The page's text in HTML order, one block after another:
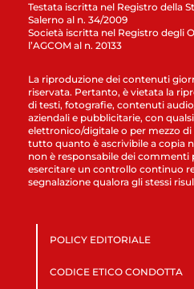
Testata iscritta nel Registro della
Salerno al n. 34/2009
Società iscritta nel Registro degli
l’AGCOM al n. 20133
La riproduzione dei contenuti
riservata. Pertanto, è vietata la
di testi, fotografie, contenuti
aziendali e pubblicitarie, con
elettronico/digitale o per mezzo
tutto quanto è ascrivibile a copia
non è responsabile dei
esercitare un controllo continuo
segnalazione qualora gli stessi
POLICY EDITORIALE
CODICE ETICO CONDOTTA